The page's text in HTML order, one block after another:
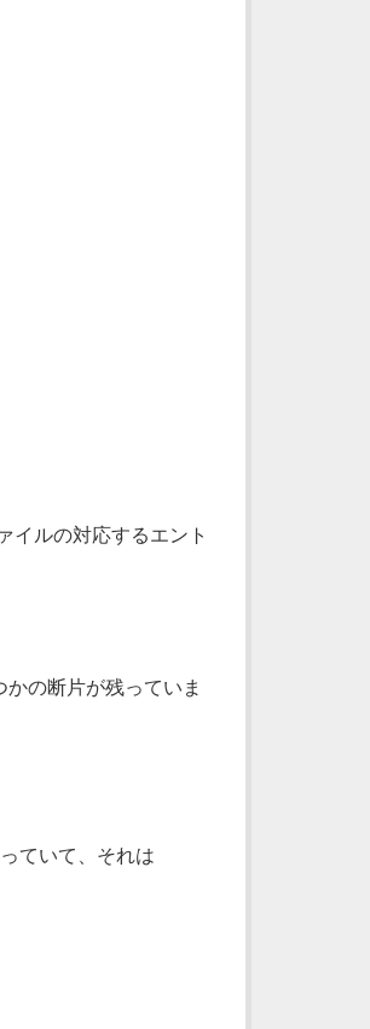
イルの対応するエント
の断片が残っていま
ていて、それは